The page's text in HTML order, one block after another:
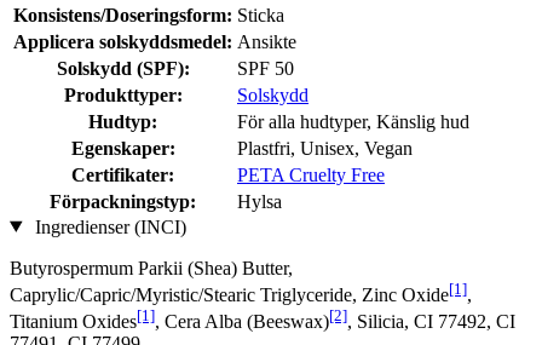
Konsistens/Doseringsform: Sticka
Applicera solskyddsmedel: Ansikte
Solskydd (SPF):
SPF 50
Produkttyper:
Solskydd
Hudtyp:
För alla hudtyper, Känslig hud
Egenskaper:
Plastfri, Unisex, Vegan
Certifikater:
PETA Cruelty Free
Förpackningstyp:
Hylsa
Ingredienser (INCI)
Butyrospermum Parkii (Shea) Butter,
Caprylic/Capric/Myristic/Stearic Triglyceride, Zinc Oxide[1],
Titanium Oxides[1], Cera Alba (Beeswax)[2], Silicia, CI 77492, CI